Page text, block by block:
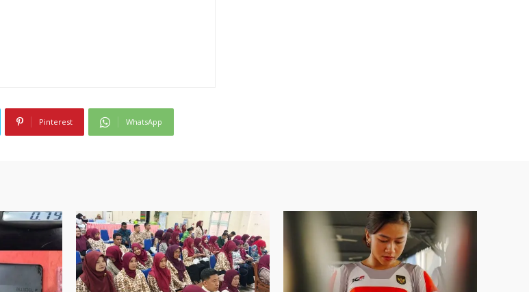
Pinterest WhatsApp